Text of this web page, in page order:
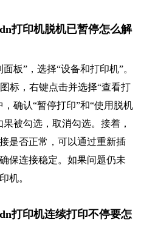
打印机脱机已暂停怎么解
板”，选择“设备和打印机”。
标，右键点击并选择“查看打
确认“暂停打印”和“使用脱机
被勾选，取消勾选。接着，
是否正常，可以通过重新插
保连接稳定。如果问题仍未
机。
打印机连续打印不停要怎